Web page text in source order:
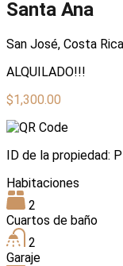
Santa Ana
San José, Costa Rica
ALQUILADO!!!
$1,300.00
ID de la propiedad:
Habitaciones
2
Cuartos de baño
2
Garaje